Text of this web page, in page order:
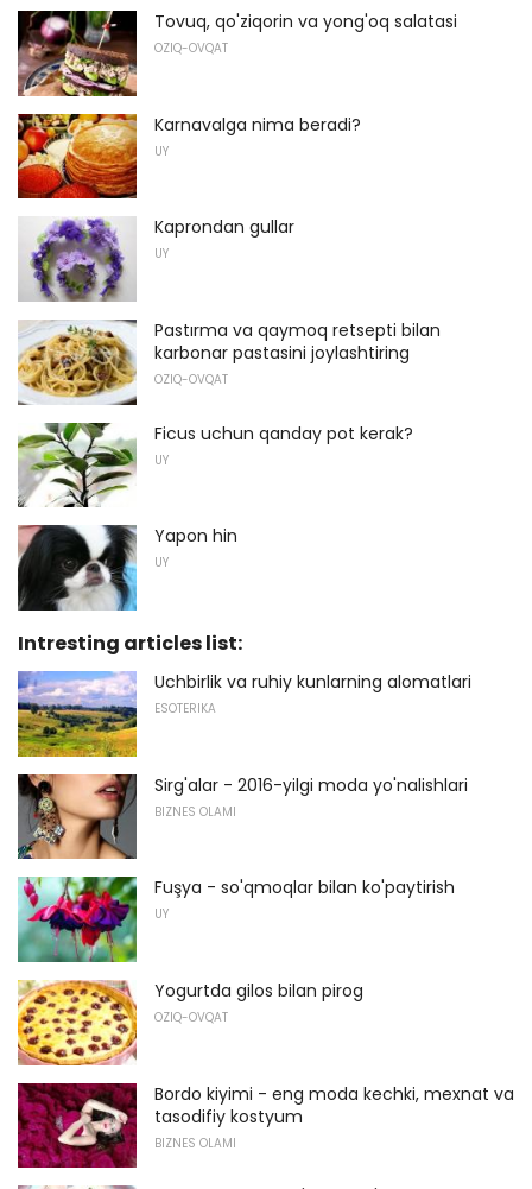
Tovuq, qo'ziqorin va yong'oq salatasi
OZIQ-OVQAT
Karnavalga nima beradi?
UY
Kaprondan gullar
UY
Pastırma va qaymoq retsepti bilan
karbonar pastasini joylashtiring
OZIQ-OVQAT
Ficus uchun qanday pot kerak?
UY
Yapon hin
UY
Intresting articles list:
Uchbirlik va ruhiy kunlarning alomatlari
ESOTERIKA
Sirg'alar - 2016-yilgi moda yo'nalishlari
BIZNES OLAMI
Fuşya - so'qmoqlar bilan ko'paytirish
UY
Yogurtda gilos bilan pirog
OZIQ-OVQAT
Bordo kiyimi - eng moda kechki, mexnat va
tasodifiy kostyum
BIZNES OLAMI